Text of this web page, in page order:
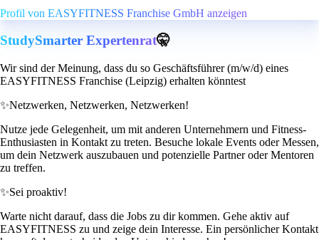
Profil von EASYFITNESS Franchise GmbH anzeigen
StudySmarter Expertenrat🤫
Wir sind der Meinung, dass du so Geschäftsführer (m/w/d) eines
EASYFITNESS Franchise (Leipzig) erhalten könntest
✨Netzwerken, Netzwerken, Netzwerken!
Nutze jede Gelegenheit, um mit anderen Unternehmern und Fitness-
Enthusiasten in Kontakt zu treten. Besuche lokale Events oder Messen,
um dein Netzwerk auszubauen und potenzielle Partner oder Mentoren
zu treffen.
✨Sei proaktiv!
Warte nicht darauf, dass die Jobs zu dir kommen. Gehe aktiv auf
EASYFITNESS zu und zeige dein Interesse. Ein persönlicher Kontakt